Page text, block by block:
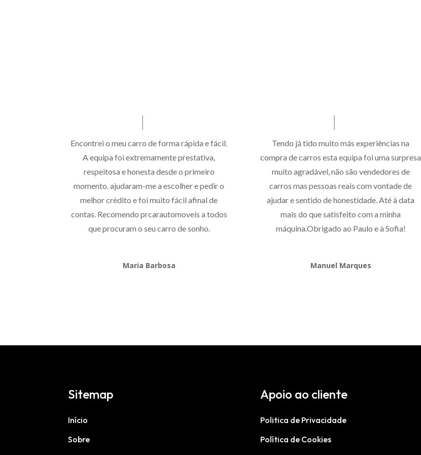
Encontrei o meu carro de forma rápida e fácil.
A equipa foi extremamente prestativa,
respeitosa e honesta desde o primeiro
momento. ajudaram-me a escolher e pedir o
melhor crédito e foi muito fácil afinal de
contas. Recomendo prcarautomoveis a todos
que procuram o seu carro de sonho.
Maria Barbosa
Tendo já tido muito más experiências na
compra de carros esta equipa foi uma surpresa
muito agradável, não são vendedores de
carros mas pessoas reais com vontade de
ajudar e sentido de honestidade. Até à data
mais do que satisfeito com a minha
máquina.Obrigado ao Paulo e à Sofia!
Manuel Marques
Sitemap
Início
Sobre
Apoio ao cliente
Politica de Privacidade
Política de Cookies